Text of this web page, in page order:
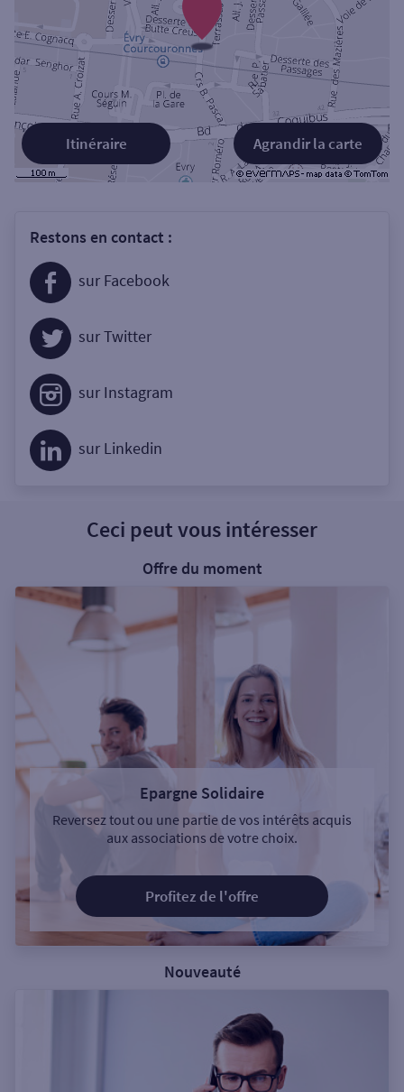
Agrandir la carte
Itinéraire
Restons en contact :
sur Facebook
sur Twitter
sur Instagram
sur Linkedin
Ceci peut vous intéresser
Offre du moment
Epargne Solidaire
Reversez tout ou une partie de vos intérêts acquis
aux associations de votre choix.
Profitez de l'offre
Nouveauté